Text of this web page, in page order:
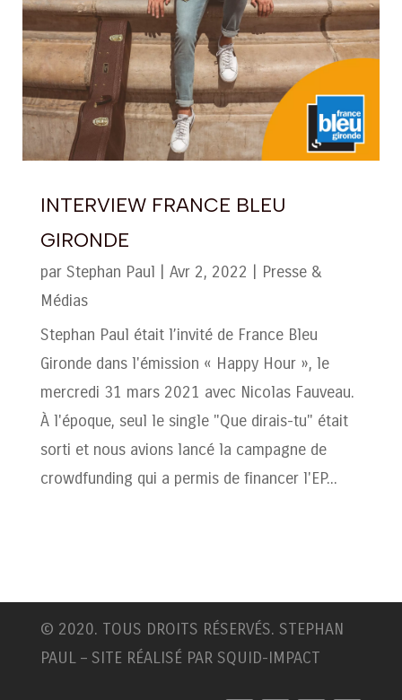
INTERVIEW FRANCE BLEU
GIRONDE
par Stephan Paul | Avr 2, 2022 | Presse &
Médias
Stephan Paul était l’invité de France Bleu
Gironde dans l'émission « Happy Hour », le
mercredi 31 mars 2021 avec Nicolas Fauveau.
À l'époque, seul le single "Que dirais-tu" était
sorti et nous avions lancé la campagne de
crowdfunding qui a permis de financer l'EP...
© 2020. TOUS DROITS RÉSERVÉS. STEPHAN
PAUL – SITE RÉALISÉ PAR SQUID-IMPACT